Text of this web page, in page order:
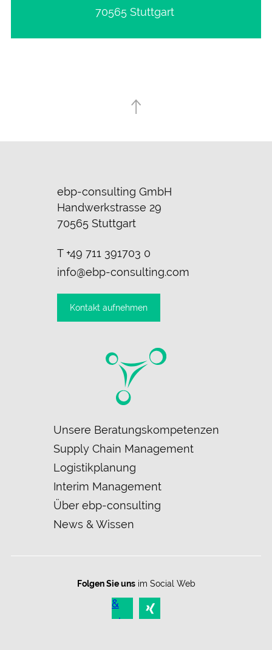
70565 Stuttgart
ebp-consulting GmbH
Handwerkstrasse 29
70565 Stuttgart
T +49 711 391703 0
info@ebp-consulting.com
Kontakt aufnehmen
Navigation
überspringen
Unsere Beratungskompetenzen
Supply Chain Management
Logistikplanung
Interim Management
Über ebp-consulting
News & Wissen
Folgen Sie unsim Social Web